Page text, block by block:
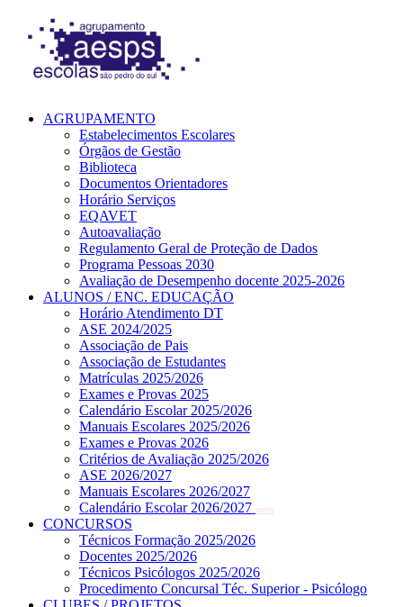
AGRUPAMENTO
Estabelecimentos Escolares
Órgãos de Gestão
Biblioteca
Documentos Orientadores
Horário Serviços
EQAVET
Autoavaliação
Regulamento Geral de Proteção de Dados
Programa Pessoas 2030
Avaliação de Desempenho docente 2025-2026
ALUNOS / ENC. EDUCAÇÃO
Horário Atendimento DT
ASE 2024/2025
Associação de Pais
Associação de Estudantes
Matrículas 2025/2026
Exames e Provas 2025
Calendário Escolar 2025/2026
Manuais Escolares 2025/2026
Exames e Provas 2026
Critérios de Avaliação 2025/2026
ASE 2026/2027
Manuais Escolares 2026/2027
Calendário Escolar 2026/2027 novo
CONCURSOS
Técnicos Formação 2025/2026
Docentes 2025/2026
Técnicos Psicólogos 2025/2026
Procedimento Concursal Téc. Superior - Psicólogo